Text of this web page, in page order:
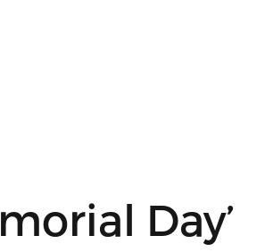
Day’